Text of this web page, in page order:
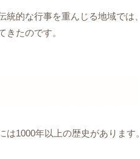
的な行事を重んじる地域では
たのです。
1000年以上の歴史があります